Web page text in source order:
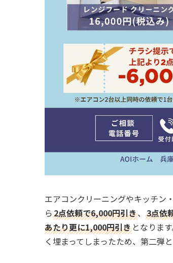
エアコンクリーニングやキッチン
ら2点依頼で6,000円引き、 3点依
あたり更に1,000円引き となりま
く埋まってしまったため、第二弾